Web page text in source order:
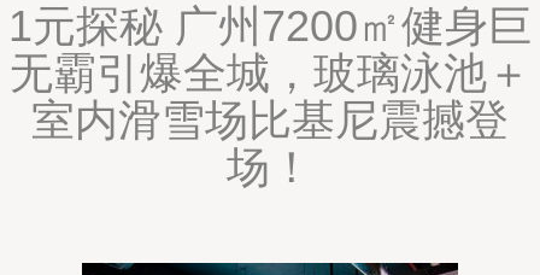
1元探秘 广州7200㎡健身巨
无霸引爆全城，玻璃泳池＋
室内滑雪场比基尼震撼登
场！